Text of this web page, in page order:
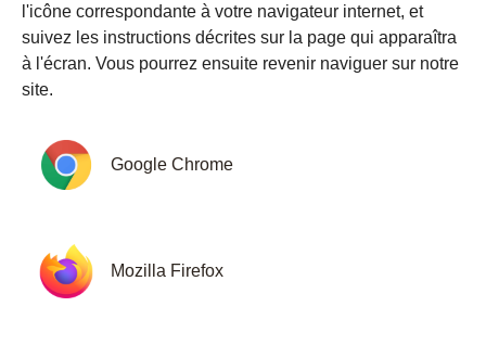
l'icône correspondante à votre navigateur internet, et
suivez les instructions décrites sur la page qui apparaîtra
à l'écran. Vous pourrez ensuite revenir naviguer sur notre
site.
Google Chrome
Mozilla Firefox